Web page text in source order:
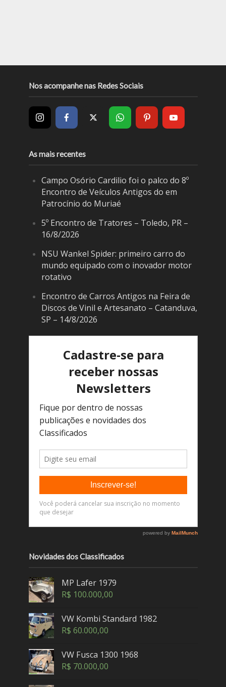
Nos acompanhe nas Redes Sociais
As mais recentes
Campo Osório Cardilio foi o palco do 8º
Encontro de Veículos Antigos do em
Patrocínio do Muriaé
5º Encontro de Tratores – Toledo, PR –
16/8/2026
NSU Wankel Spider: primeiro carro do
mundo equipado com o inovador motor
rotativo
Encontro de Carros Antigos na Feira de
Discos de Vinil e Artesanato – Catanduva,
SP – 14/8/2026
Novidades dos Classificados
MP Lafer 1979
R$ 100.000,00
VW Kombi Standard 1982
R$ 60.000,00
VW Fusca 1300 1968
R$ 70.000,00